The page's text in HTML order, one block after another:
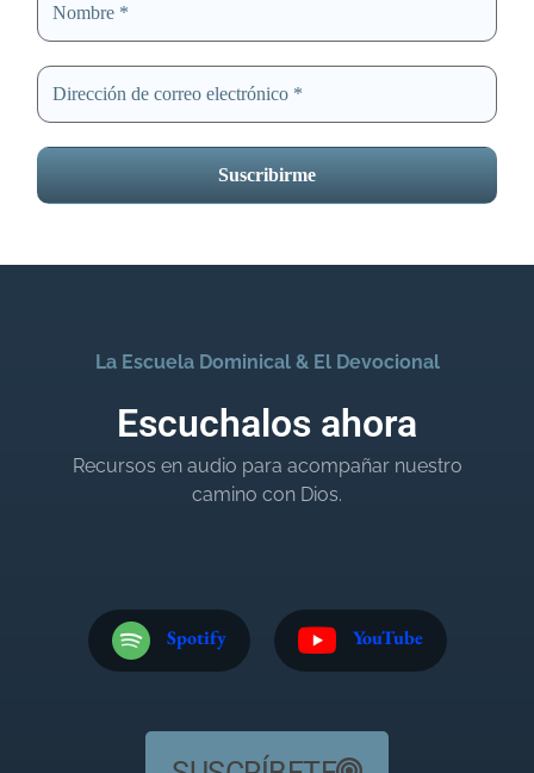
La Escuela Dominical & El Devocional
Escuchalos ahora
Recursos en audio para acompañar nuestro
camino con Dios.
Spotify YouTube